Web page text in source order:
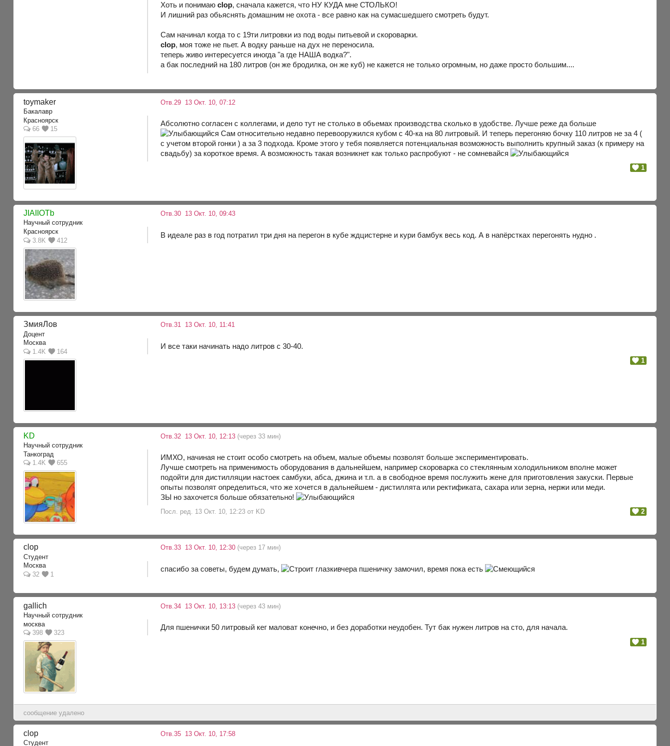
Хоть и понимаюclop, сначала кажется, что НУ КУДА мне СТОЛЬКО!
И лишний раз обьяснять домашним не охота - все равно как на сумасшедшего смотреть будут.
Сам начинал когда то с 19ти литровки из под воды питьевой и скороварки.
clop, моя тоже не пьет. А водку раньше на дух не переносила.
теперь живо интересуется иногда "а где НАША водка?".
а бак последний на 180 литров (он же бродилка, он же куб) не кажется не только огромным, но даже просто большим....
toymaker
Бакалавр
Красноярск
66
15
Отв.29 13 Окт. 10, 07:12
Абсолютно согласен с коллегами, и дело тут не столько в обьемах производства сколько в удобстве. Лучше реже да больше
Cам относительно недавно перевооружился кубом с 40-ка на 80 литровый. И теперь перегоняю бочку 110 литров не за 4 (
с учетом второй гонки ) а за 3 подхода. Кроме этого у тебя появляется потенциальная возможность выполнить крупный заказ (к примеру на
свадьбу) за короткое время. А возможность такая возникнет как только распробуют - не сомневайся
1
JIAIIOTb
Научный сотрудник
Красноярск
3.8K
412
Отв.30 13 Окт. 10, 09:43
В идеале раз в год потратил три дня на перегон в кубе ждцистерне и кури бамбук весь код. А в напёрстках перегонять нудно .
ЗмияЛов
Доцент
Москва
1.4K
164
Отв.31 13 Окт. 10, 11:41
И все таки начинать надо литров с 30-40.
1
KD
Научный сотрудник
Танкоград
1.4K
655
Отв.32 13 Окт. 10, 12:13 (через 33 мин)
ИМХО, начиная не стоит особо смотреть на объем, малые объемы позволят больше экспериментировать.
Лучше смотреть на применимость оборудования в дальнейшем, например скороварка со стеклянным холодильником вполне может
подойти для дистилляции настоек самбуки, абса, джина и т.п. а в свободное время послужить жене для приготовления закуски. Первые
опыты позволят определиться, что же хочется в дальнейшем - дистиллята или ректификата, сахара или зерна, нержи или меди.
ЗЫ но захочется больше обязательно!
Посл. ред. 13 Окт. 10, 12:23 от KD 2
clop
Студент
Москва
32
1
Отв.33 13 Окт. 10, 12:30 (через 17 мин)
спасибо за советы, будем думать, вчера пшеничку замочил, время пока есть
gallich
Научный сотрудник
москва
398
323
Отв.34 13 Окт. 10, 13:13 (через 43 мин)
Для пшенички 50 литровый кег маловат конечно, и без доработки неудобен. Тут бак нужен литров на сто, для начала.
1
сообщение удалено
clop
Студент
Отв.35 13 Окт. 10, 17:58